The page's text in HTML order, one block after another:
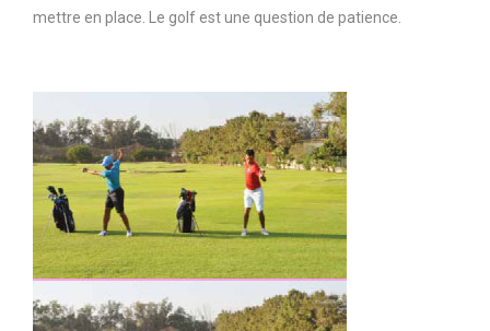
mettre en place. Le golf est une question de patience.